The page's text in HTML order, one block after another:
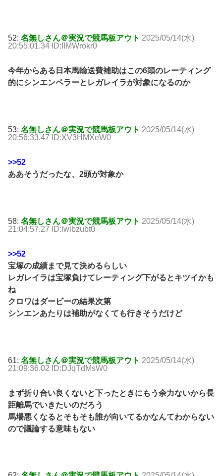
52: 名無しさん＠実況で競馬板アウト 2025/05/14(水)
20:55:01.34 ID:IIMWrokr0
今年からある日本馬輸送費補助はこの6頭のレーティング
的にシンエンペラーとレガレイラが対象になるのか
53: 名無しさん＠実況で競馬板アウト 2025/05/14(水)
20:56:33.47 ID:XV3HMXeW0
>>52
ああそうだったな、2頭が対象か
58: 名無しさん＠実況で競馬板アウト 2025/05/14(水)
21:04:57.27 ID:lwibzubt0
>>52
宝塚の成績まで見て決めるらしい
レガレイラは宝塚負けてレーティング下がるとキツイかも
ね
クロワはダービーの結果次第
シンエンあたりは補助がなくても行きそうだけど
61: 名無しさん＠実況で競馬板アウト 2025/05/14(水)
21:09:36.02 ID:DJqTdMsW0
まず折り合い良くないと下ったときにもう余力ないから長
距離馬でいきたいのだろう
馬場悪くなるとそもそも誰が向いてるかなんてわからない
ので議論する意味もない